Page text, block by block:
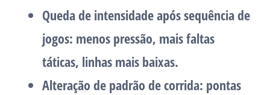
Queda de intensidade após sequência de
jogos: menos pressão, mais faltas
táticas, linhas mais baixas.
Alteração de padrão de corrida: pontas